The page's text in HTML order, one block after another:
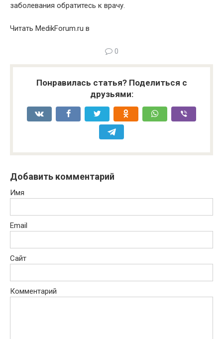
заболевания обратитесь к врачу.
Читать MedikForum.ru в
0
Понравилась статья? Поделиться с
друзьями:
Добавить комментарий
Имя
Email
Сайт
Комментарий